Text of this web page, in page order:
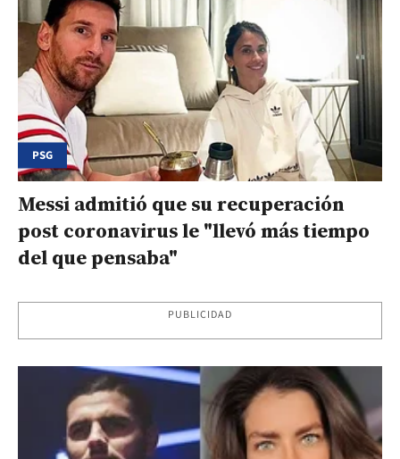
PSG
Messi admitió que su recuperación
post coronavirus le "llevó más tiempo
del que pensaba"
PUBLICIDAD